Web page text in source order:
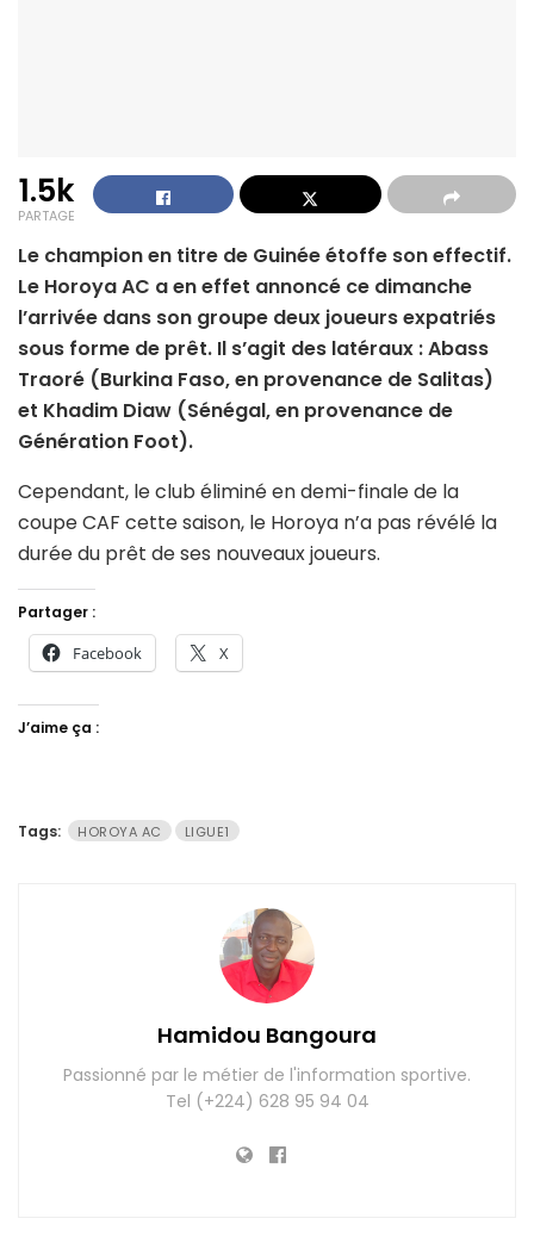
1.5k
PARTAGE
Le champion en titre de Guinée étoffe son effectif.
Le Horoya AC a en effet annoncé ce dimanche
l’arrivée dans son groupe deux joueurs expatriés
sous forme de prêt. Il s’agit des latéraux : Abass
Traoré (Burkina Faso, en provenance de Salitas)
et Khadim Diaw (Sénégal, en provenance de
Génération Foot).
Cependant, le club éliminé en demi-finale de la
coupe CAF cette saison, le Horoya n’a pas révélé la
durée du prêt de ses nouveaux joueurs.
Partager :
Facebook X
J’aime ça :
Tags: HOROYA AC LIGUE1
Hamidou Bangoura
Passionné par le métier de l'information sportive.
Tel (+224) 628 95 94 04